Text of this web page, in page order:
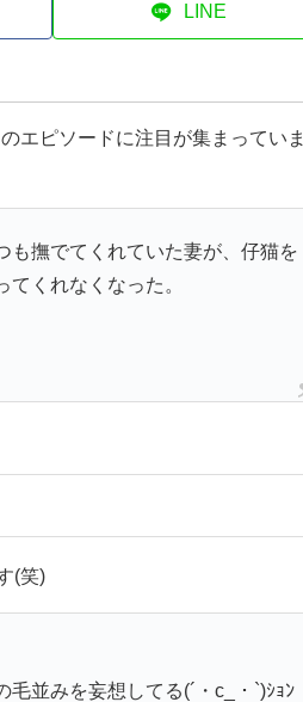
LINE
エピソードに注目が集まっていま
も撫でてくれていた妻が、仔猫を
くれなくなった。
(笑)
並みを妄想してる(´・c_・`)ｼｮﾝ